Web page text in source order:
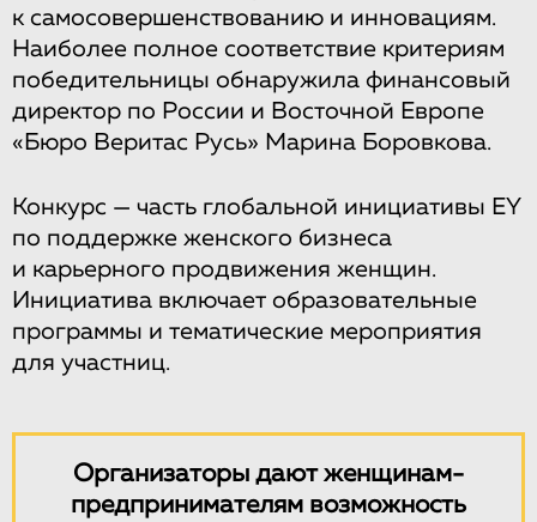
к самосовершенствованию и инновациям.
Наиболее полное соответствие критериям
победительницы обнаружила финансовый
директор по России и Восточной Европе
«Бюро Веритас Русь» Марина Боровкова.
Конкурс — часть глобальной инициативы EY
по поддержке женского бизнеса
и карьерного продвижения женщин.
Инициатива включает образовательные
программы и тематические мероприятия
для участниц.
Организаторы дают женщинам-
предпринимателям возможность